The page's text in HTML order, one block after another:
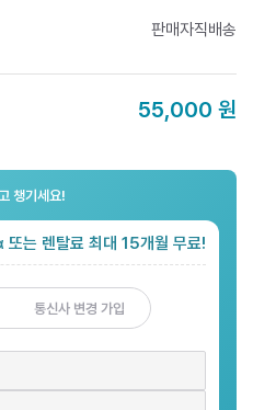
55,000 원
판매자직배송
챙기세요!
는 렌탈료 최대 15개월 무료!
통신사 변경 가입